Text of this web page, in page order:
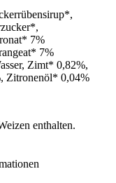
7%
7%
Zimt* 0,82%,
Zitronenöl* 0,04%
enthalten.